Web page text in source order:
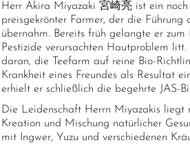
Medaillen
Mehrfach
unten)
Qualität 98/100 P.
Herr Akira Miyazaki 宮崎亮 ist ein
preisgekrönter Farmer, der die Führung
übernahm. Bereits früh gelangte er
Pestizide verursachten Hautproblem
daran, die Teefarm auf reine Bio-
Krankheit eines Freundes als Resultat
erhielt er schließlich die begehrte JAS-
Die Leidenschaft Herrn Miyazakis liegt
Kreation und Mischung natürlicher
mit Ingwer, Yuzu und verschiedenen